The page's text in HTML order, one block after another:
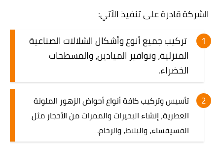
الشركة قادرة على تنفيذ الآتي:
تركيب جميع أنوع وأشكال الشلالات الصناعية
المنزلية، ونوافير الميادين، والمسطحات
الخضراء.
تأسيس وتركيب كافة أنواع أحواض الزهور الملونة
العطرية، إنشاء البحيرات والممرات من الأحجار مثل
الفسيفساء، والبلاط، والرخام.